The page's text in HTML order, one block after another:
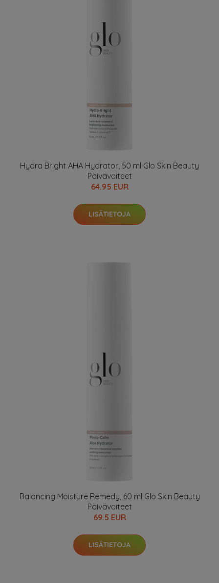
Hydra Bright AHA Hydrator, 50 ml Glo Skin Beauty
Päivävoiteet
64.95 EUR
LISÄTIETOJA
Balancing Moisture Remedy, 60 ml Glo Skin Beauty
Päivävoiteet
69.5 EUR
LISÄTIETOJA